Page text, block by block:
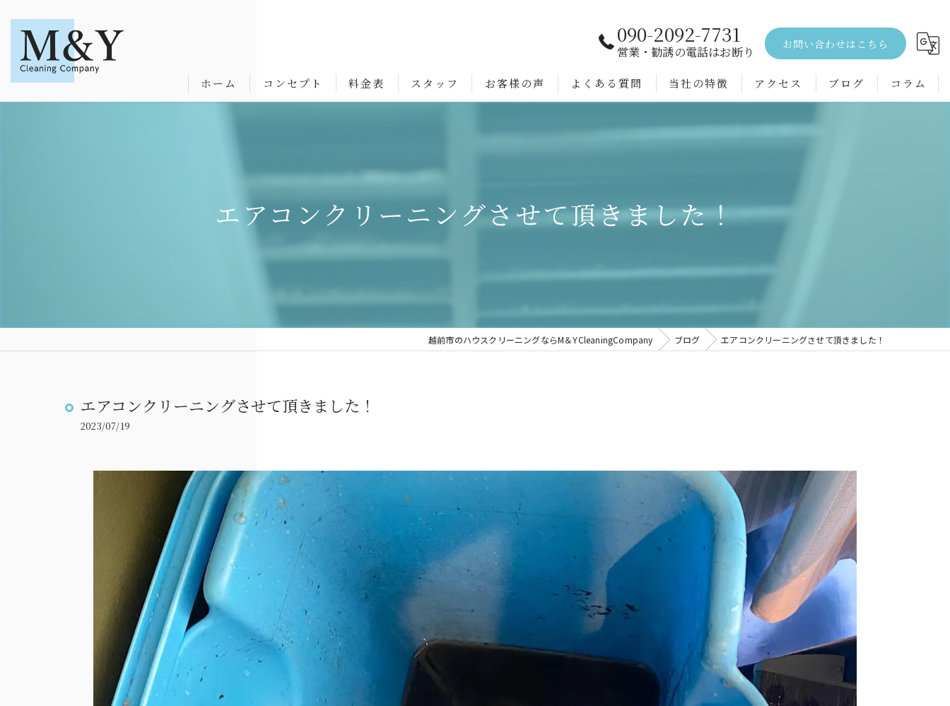
090-2092-7731
営業・勧誘の電話はお断り
お問い合わせはこちら
ホーム コンセプト 料金表 スタッフ お客様の声 よくある質問 当社の特徴 アクセス ブログ コラム
エアコンクリーニングさせて頂きました！
越前市のハウスクリーニングならM＆YCleaningCompany ブログ エアコンクリーニングさせて頂きました！
エアコンクリーニングさせて頂きました！
2023/07/19